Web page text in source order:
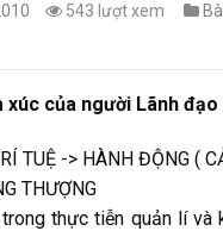
543 lượt xem
xúc của người Lãnh đạo
TUỆ -> HÀNH ĐỘNG (
THƯỢNG
thực tiễn quản lí và